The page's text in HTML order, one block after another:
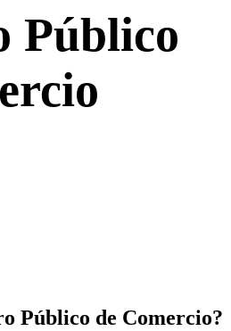
Público
Público de Comercio?